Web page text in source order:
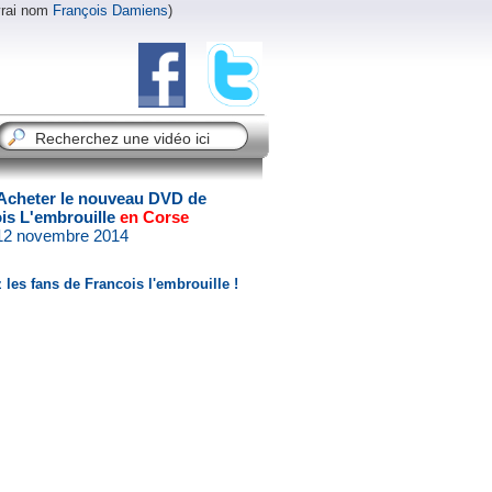
nom François Damiens)
le nouveau DVD de
L'embrouille en Corse
novembre 2014
les fans de Francois l'embrouille !